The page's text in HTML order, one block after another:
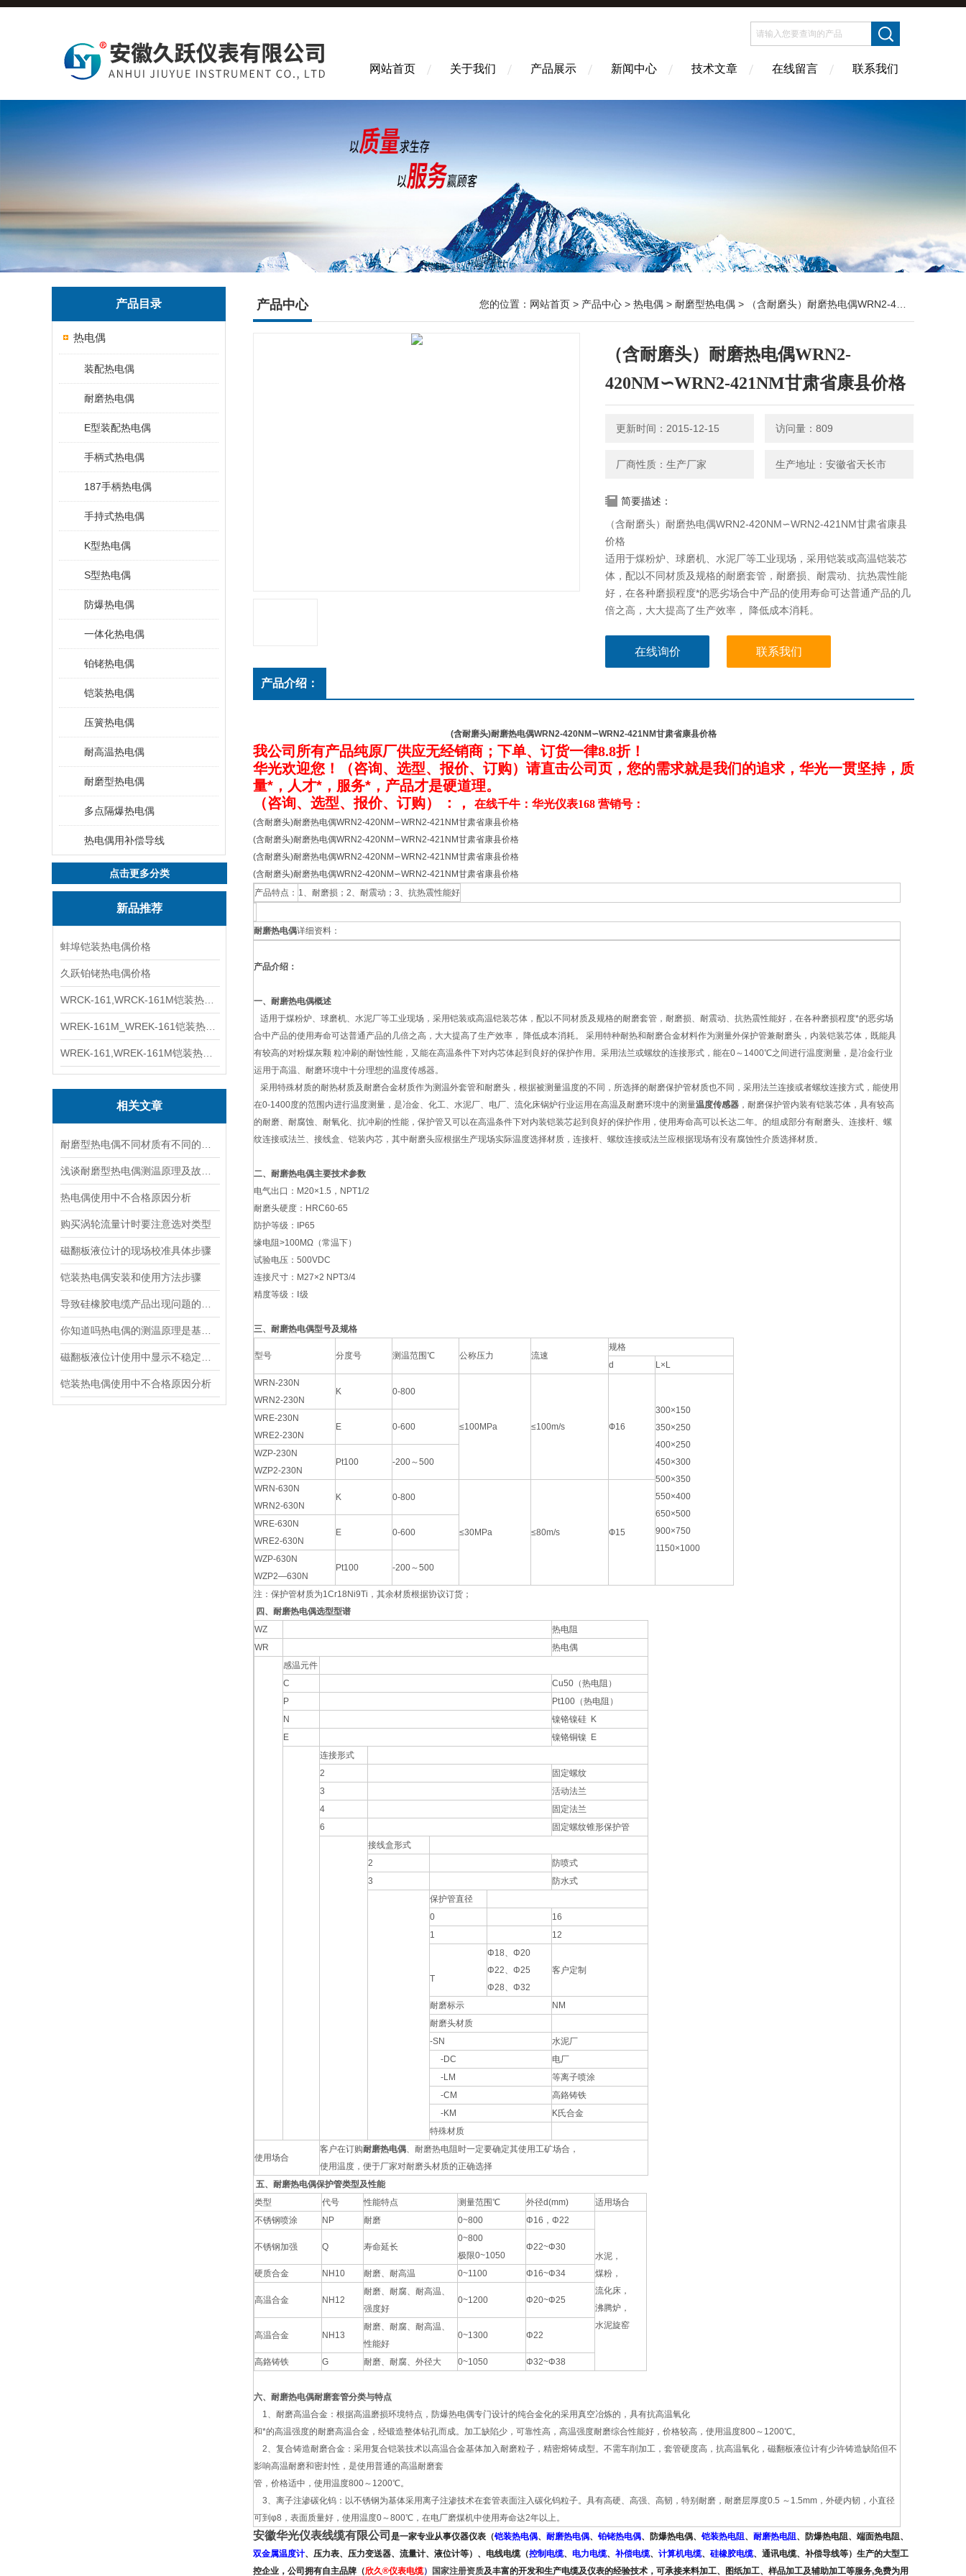
网站首页 关于我们 产品展示 新闻中心 技术文章 在线留言 联系我们
产品目录
热电偶
装配热电偶
耐磨热电偶
E型装配热电偶
手柄式热电偶
187手柄热电偶
手持式热电偶
K型热电偶
S型热电偶
防爆热电偶
一体化热电偶
铂铑热电偶
铠装热电偶
压簧热电偶
耐高温热电偶
耐磨型热电偶
多点隔爆热电偶
热电偶用补偿导线
点击更多分类
新品推荐
蚌埠铠装热电偶价格
久跃铂铑热电偶价格
相关文章
热电偶使用中不合格原因分析
购买涡轮流量计时要注意选对类型
磁翻板液位计的现场校准具体步骤
铠装热电偶安装和使用方法步骤
铠装热电偶使用中不合格原因分析
产品中心 您的位置： 网站首页 > 产品中心 > 热电偶 > 耐磨型热电偶 > （含耐磨头）耐磨热电偶WRN2-420NM∽WRN2-421NM甘肃省康县价格
（含耐磨头）耐磨热电偶WRN2-
420NM∽WRN2-421NM甘肃省康县价格
更新时间：2015-12-15 访问量：809
厂商性质：生产厂家 生产地址：安徽省天长市
简要描述：
（含耐磨头）耐磨热电偶WRN2-420NM∽WRN2-421NM甘肃省康县
价格
适用于煤粉炉、球磨机、水泥厂等工业现场，采用铠装或高温铠装芯
体，配以不同材质及规格的耐磨套管，耐磨损、耐震动、抗热震性能
好，在各种磨损程度*的恶劣场合中产品的使用寿命可达普通产品的几
倍之高，大大提高了生产效率， 降低成本消耗。
在线询价 联系我们
产品介绍：
(含耐磨头)耐磨热电偶WRN2-420NM∽WRN2-421NM甘肃省康县价格
我公司 所有产品纯原厂供应无经销商；下单、订货一律8.8折！
华光欢迎您！（咨询、选型、报价、订购）请直击公司 页 ，您的需求就是我们的追求，华光一贯坚持，质
量*，人才*，服务*，产品才是硬道理。
（咨询、选型、报价、订购）
：， 在线千牛：华光仪表168 营销号：
(含耐磨头)耐磨热电偶WRN2-420NM∽WRN2-421NM甘肃省康县价格
(含耐磨头)耐磨热电偶WRN2-420NM∽WRN2-421NM甘肃省康县价格
(含耐磨头)耐磨热电偶WRN2-420NM∽WRN2-421NM甘肃省康县价格
(含耐磨头)耐磨热电偶WRN2-420NM∽WRN2-421NM甘肃省康县价格
产品特点： 1、耐磨损；2、耐震动；3、抗热震性能好
耐磨热电偶详细资料：
产品介绍：
一、耐磨热电偶概述
适用于煤粉炉、球磨机、水泥厂等工业现场，采用铠装或高温铠装芯体，配以不同材质及规格的耐磨套管，耐磨损、耐震动、抗热震性能好，在各种磨损程度*的恶劣场
合中产品的使用寿命可达普通产品的几倍之高，大大提高了生产效率， 降低成本消耗。 采用特种耐热和耐磨合金材料作为测量外保护管兼耐磨头，内装铠装芯体，既能具
有较高的对粉煤灰颗 粒冲刷的耐蚀性能，又能在高温条件下对内芯体起到良好的保护作用。采用法兰或螺纹的连接形式，能在0～1400℃之间进行温度测量，是冶金行业
运用于高温、耐磨环境中十分理想的温度传感器。
采用特殊材质的耐热材质及耐磨合金材质作为测温外套管和耐磨头，根据被测量温度的不同，所选择的耐磨保护管材质也不同，采用法兰连接或者螺纹连接方式，能使用
在0-1400度的范围内进行温度测量，是冶金、化工、水泥厂、电厂、流化床锅炉行业运用在高温及耐磨环境中的测量温度传感器 ，耐磨保护管内装有铠装芯体，具有较高
的耐磨、耐腐蚀、耐氧化、抗冲刷的性能，保护管又可以在高温条件下对内装铠装芯起到良好的保护作用，使用寿命高可以长达二年。的组成部分有耐磨头、连接杆、螺
纹连接或法兰、接线盒、铠装内芯，其中耐磨头应根据生产现场实际温度选择材质，连接杆、螺纹连接或法兰应根据现场有没有腐蚀性介质选择材质。
二、耐磨热电偶主要技术参数
电气出口：M20×1.5，NPT1/2
耐磨头硬度：HRC60-65
防护等级：IP65
缘电阻>100MΩ（常温下）
试验电压：500VDC
连接尺寸：M27×2 NPT3/4
精度等级：Ⅰ级
三、耐磨热电偶型号及规格
型号 分度号 测温范围℃ 公称压力 流速
规格
d
L×L
WRN-230N
WRN2-230N
K 0-800
≤100MPa ≤100m/s Ф16
300×150
350×250
400×250
450×300
500×350
550×400
650×500
900×750
1150×1000
WRE-230N
WRE2-230N
E 0-600
WZP-230N
WZP2-230N
Pt100 -200～500
WRN-630N
WRN2-630N
K 0-800
≤30MPa ≤80m/s Ф15
WRE-630N
WRE2-630N
E 0-600
WZP-630N
WZP2—630N
Pt100 -200～500
注：保护管材质为1Cr18Ni9Ti，其余材质根据协议订货；
四、耐磨热电偶选型型谱
WZ
热电阻
WR
热电偶
感温元件
C
Cu50（热电阻）
P
Pt100（热电阻）
N
镍铬镍硅 K
E
镍铬铜镍 E
连接形式
2
固定螺纹
3
活动法兰
4
固定法兰
6
固定螺纹锥形保护管
接线盒形式
2
防喷式
3
防水式
保护管直径
0
16
1
12
T
Φ18、Φ20
Φ22、Φ25
Φ28、Φ32
客户定制
耐磨标示
NM
耐磨头材质
-SN
水泥厂
-DC
电厂
-LM
等离子喷涂
-CM
高鉻铸铁
-KM
K氏合金
特殊材质
使用场合
客户在订购耐磨热电偶、耐磨热电阻时一定要确定其使用工矿场合，
使用温度，便于厂家对耐磨头材质的正确选择
五、耐磨热电偶保护管类型及性能
类型
代号 性能特点 测量范围℃ 外径d(mm)
适用场合
不锈钢喷涂
NP 耐磨 0~800 Φ16，Φ22
水泥，
煤粉，
流化床，
沸腾炉，
水泥旋窑
不锈钢加强 Q 寿命延长
0~800
极限0~1050
Φ22~Φ30
硬质合金 NH10 耐磨、耐高温 0~1100 Φ16~Φ34
高温合金 NH12
耐磨、耐腐、耐高温、
强度好
0~1200 Φ20~Φ25
高温合金 NH13
耐磨、耐腐、耐高温、
性能好
0~1300 Φ22
高鉻铸铁 G 耐磨、耐腐、外径大 0~1050 Φ32~Φ38
六、耐磨热电偶耐磨套管分类与特点
1、耐磨高温合金：根据高温磨损环境特点，防爆热电偶专门设计的纯合金化的采用真空冶炼的，具有抗高温氧化
和*的高温强度的耐磨高温合金，经锻造整体钻孔而成。加工缺陷少，可靠性高，高温强度耐磨综合性能好，价格较高，使用温度800～1200℃。
2、复合铸造耐磨合金：采用复合铠装技术以高温合金基体加入耐磨粒子，精密熔铸成型。不需车削加工，套管硬度高，抗高温氧化，磁翻板液位计有少许铸造缺陷但不
影响高温耐磨和密封性，是使用普通的高温耐磨套
管，价格适中，使用温度800～1200℃。
3、离子注渗碳化钨：以不锈钢为基体采用离子注渗技术在套管表面注入碳化钨粒子。具有高硬、高强、高韧，特别耐磨，耐磨层厚度0.5 ～1.5mm，外硬内韧，小直径
可到φ8，表面质量好，使用温度0～800℃，在电厂磨煤机中使用寿命达2年以上。
安徽华光仪表线缆有限公司 是一家专业从事仪器仪表（铠装热电偶、 耐磨热电偶、 铂铑热电偶、防爆热电偶、 铠装热电阻、 耐磨热电阻、
防爆热电阻、端面热电阻、
双金属温度计、压力表、压力变送器、流量计、液位计等）、电线电缆（控制电缆、 电力电缆、 补偿电缆、 计算机电缆、 硅橡胶电缆、通讯电缆、补偿导线等）生产的大型工
控企业，公司拥有自主品牌 （欣久®仪表电缆） 国家注册资质及丰富的开发和生产电缆及仪表的经验技术，可承接来料加工、图纸加工、样品加工及辅助加工等服务,免费为用